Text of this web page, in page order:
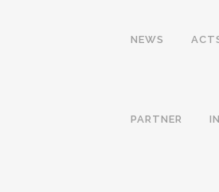
NEWS
PARTNER